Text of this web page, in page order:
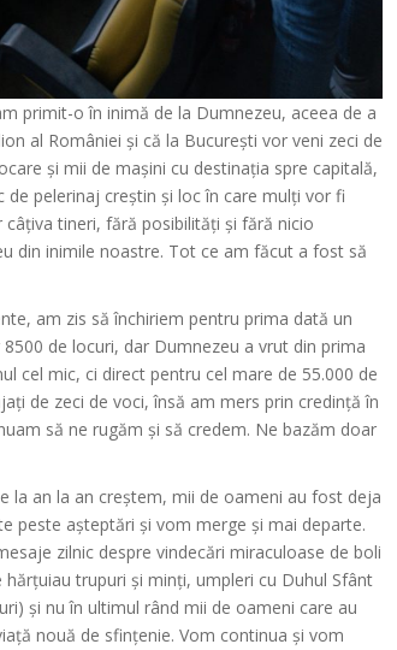
primit-o în inimă de la Dumnezeu, aceea de a
al României și că la București vor veni zeci de
și mii de mașini cu destinația spre capitală,
pelerinaj creștin și loc în care mulți vor fi
tineri, fără posibilități și fără nicio
din inimile noastre. Tot ce am făcut a fost să
am zis să închiriem pentru prima dată un
de locuri, dar Dumnezeu a vrut din prima
cel mic, ci direct pentru cel mare de 55.000 de
de zeci de voci, însă am mers prin credință în
să ne rugăm și să credem. Ne bazăm doar
la an la an creștem, mii de oameni au fost deja
peste așteptări și vom merge și mai departe.
zilnic despre vindecări miraculoase de boli
trupuri și minți, umpleri cu Duhul Sfânt
și nu în ultimul rând mii de oameni care au
nouă de sfințenie. Vom continua și vom